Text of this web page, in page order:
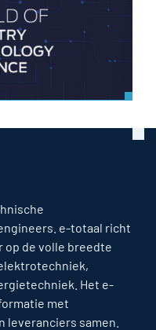
e-totaal richt
op de volle breedte
Het e-
met
leveranciers samen.